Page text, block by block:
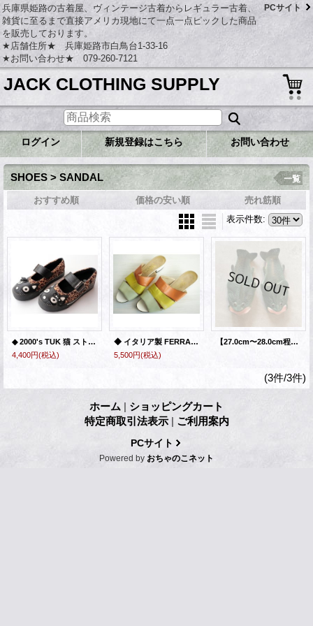
兵庫県姫路の古着屋、ヴィンテージ古着からレギュラー古着、
雑貨に至るまで直接アメリカ現地にて一点一点ピックした商品
を販売しております。
★店舗住所★ 兵庫姫路市白鳥台1-33-16
★お問い合わせ★ 079-260-7121
PCサイト
JACK CLOTHING SUPPLY
ログイン 新規登録はこちら お問い合わせ
SHOES > SANDAL 一覧
おすすめ順 価格の安い順
売れ筋順
表示件数:
◆ 2000's TUK 猫 ストラップシューズ 26.0cm 黒×レオパード柄/ビンテージ オールド レトロ アメリカ古着 レディース ショートブーツ
4,400円(税込)
◆ イタリア製 FERRAGAMO フェラガモ レザーサンダル 25cm/ビンテージ オールド レトロ 古着 レディース
5,500円(税込)
【27.0cm〜28.0cm程度】フィッシュモチーフ ラバーサンダル シューズ ■ビンテージ オールド アメリカ古着 魚 雑貨 ブラックバス
(3件/3件)
ホーム | ショッピングカート
特定商取引法表示 | ご利用案内
PCサイト
Powered by おちゃのこネット